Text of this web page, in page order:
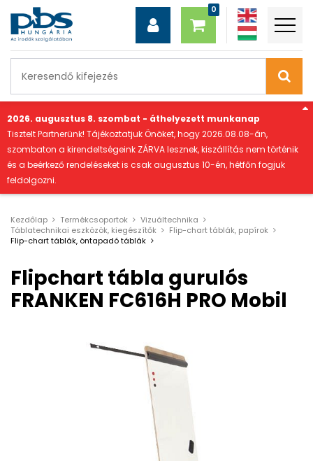
2026. augusztus 8. szombat - áthelyezett munkanap
Tisztelt Partnerünk! Tájékoztatjuk Önöket, hogy 2026.08.08-án,
szombaton a kirendeltségeink ZÁRVA lesznek, kiszállítás nem történik
és a beérkező rendeléseket is csak augusztus 10-én, hétfőn fogjuk
feldolgozni.
Kezdőlap Termékcsoportok
Vizuáltechnika
Táblatechnikai eszközök, kiegészítők
Flip-chart táblák, papírok
Flip-chart táblák, öntapadó táblák
Flipchart tábla gurulós
FRANKEN FC616H PRO Mobil